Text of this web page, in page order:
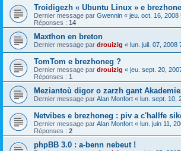
Troidigezh « Ubuntu Linux » e
Dernier message par Gwennin « jeu. oct. 16, 2008
Réponses : 14
Maxthon en breton
Dernier message par drouizig « lun. juil. 07, 2008
TomTom e brezhoneg ?
Dernier message par drouizig « jeu. sept. 20,
Réponses : 1
Meziantoù digor o zarzh gant
Dernier message par Alan Monfort « lun. sept. 10,
Netvibes e brezhoneg : piv a c'hallfe
Dernier message par Alan Monfort « lun. juin 11,
Réponses : 2
phpBB 3.0 : a-benn nebeut !